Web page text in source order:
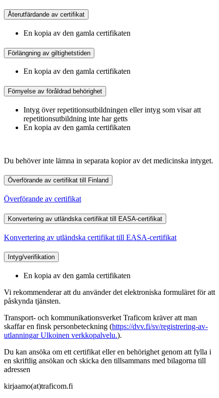
Återutfärdande av certifikat
En kopia av den gamla certifikaten
Förlängning av giltighetstiden
En kopia av den gamla certifikaten
Förnyelse av föråldrad behörighet
Intyg över repetitionsutbildningen eller intyg som visar att
repetitionsutbildning inte har getts
En kopia av den gamla certifikaten
Du behöver inte lämna in separata kopior av det medicinska intyget.
Överförande av certifikat till Finland
Överförande av certifikat
Konvertering av utländska certifikat till EASA-certifikat
Konvertering av utländska certifikat till EASA-certifikat
Intyg/verifikation
En kopia av den gamla certifikaten
Vi rekommenderar att du använder det elektroniska formuläret för att
påskynda tjänsten.
Transport- och kommunikationsverket Traficom kräver att man
skaffar en finsk personbeteckning (https://dvv.fi/sv/registrering-av-
utlanningar Ulkoinen verkkopalvelu.).
Du kan ansöka om ett certifikat eller en behörighet genom att fylla i
en skriftlig ansökan och skicka den tillsammans med bilagorna till
adressen
kirjaamo(at)traficom.fi